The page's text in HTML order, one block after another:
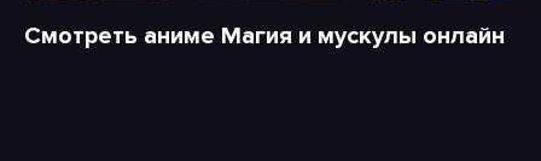
Смотреть аниме Магия и мускулы онлайн